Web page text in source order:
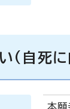
(自死
本願